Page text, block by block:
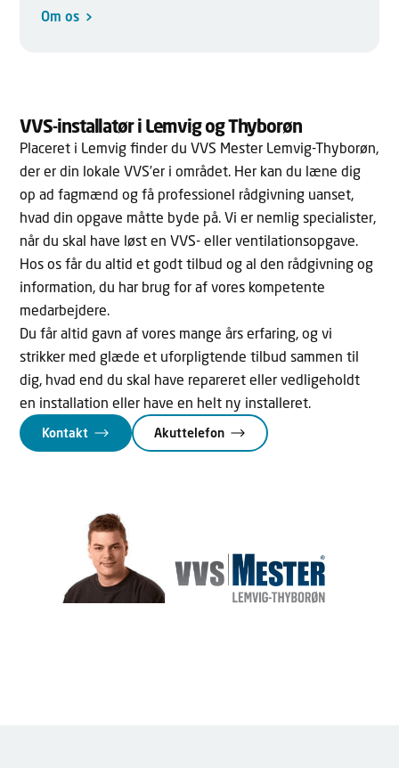
Om os
VVS-installatør i Lemvig og Thyborøn
Placeret i Lemvig finder du VVS Mester Lemvig-Thyborøn,
der er din lokale VVS’er i området. Her kan du læne dig
op ad fagmænd og få professionel rådgivning uanset,
hvad din opgave måtte byde på. Vi er nemlig specialister,
når du skal have løst en VVS- eller ventilationsopgave.
Hos os får du altid et godt tilbud og al den rådgivning og
information, du har brug for af vores kompetente
medarbejdere.
Du får altid gavn af vores mange års erfaring, og vi
strikker med glæde et uforpligtende tilbud sammen til
dig, hvad end du skal have repareret eller vedligeholdt
en installation eller have en helt ny installeret.
Kontakt Akuttelefon